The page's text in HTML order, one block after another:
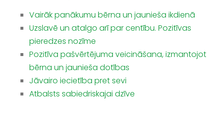
Vairāk panākumu bērna un jaunieša ikdienā
Uzslavē un atalgo arī par centību. Pozitīvas
pieredzes nozīme
Pozitīva pašvērtējuma veicināšana, izmantojot
bērna un jaunieša dotības
Jāvairo iecietība pret sevi
Atbalsts sabiedriskajai dzīve